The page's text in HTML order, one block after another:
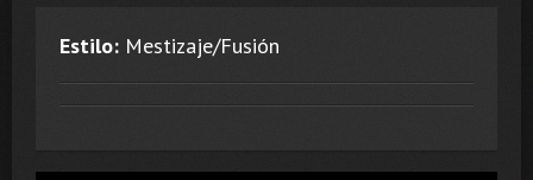
Estilo: Mestizaje/Fusión